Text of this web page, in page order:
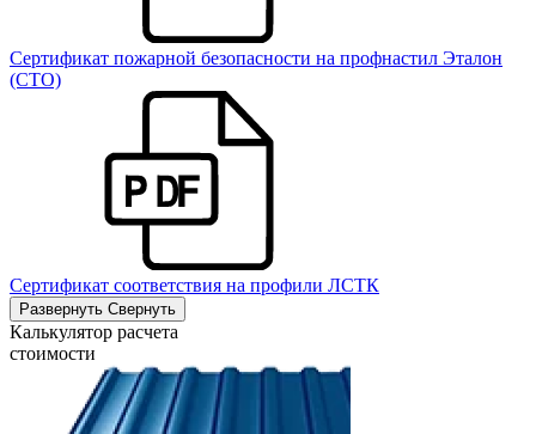
Сертификат пожарной безопасности на профнастил Эталон
(СТО)
Сертификат соответствия на профили ЛСТК
Развернуть Свернуть
Калькулятор расчета
стоимости